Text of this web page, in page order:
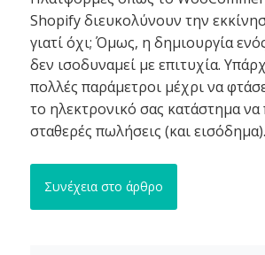
Shopify διευκολύνουν την
γιατί όχι; Όμως, η δημιουργία
δεν ισοδυναμεί με επιτυχία.
πολλές παράμετροι μέχρι να
το ηλεκτρονικό σας κατάστημα να
σταθερές πωλήσεις (και εισόδημα).
Συνέχεια στο άρθρο